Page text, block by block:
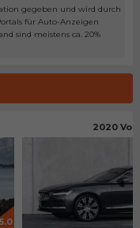
gegeben und wird durch
für Auto-Anzeigen
sind meistens ca. 20%
5.0
2020